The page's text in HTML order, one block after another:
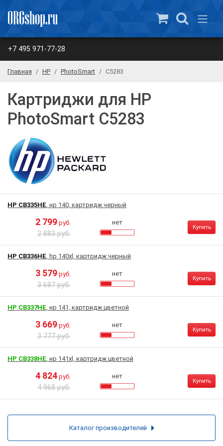
+7 495 971-77-28
Главная HP PhotoSmart C5283
Картриджи для HP
PhotoSmart C5283
HP CB335HE, нр 140, картридж черный
2 799 руб.
2 883 руб.
нет
Купить
HP CB336HE, hp 140xl, картридж черный
3 579 руб.
3 687 руб.
нет
Купить
HP CB337HE, нр 141, картридж цветной
3 669 руб.
3 777 руб.
нет
Купить
HP CB338HE, нр 141xl, картридж цветной
4 824 руб.
4 968 руб.
нет
Купить